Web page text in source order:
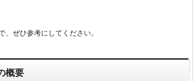
ぜひ参考にしてください。
概要